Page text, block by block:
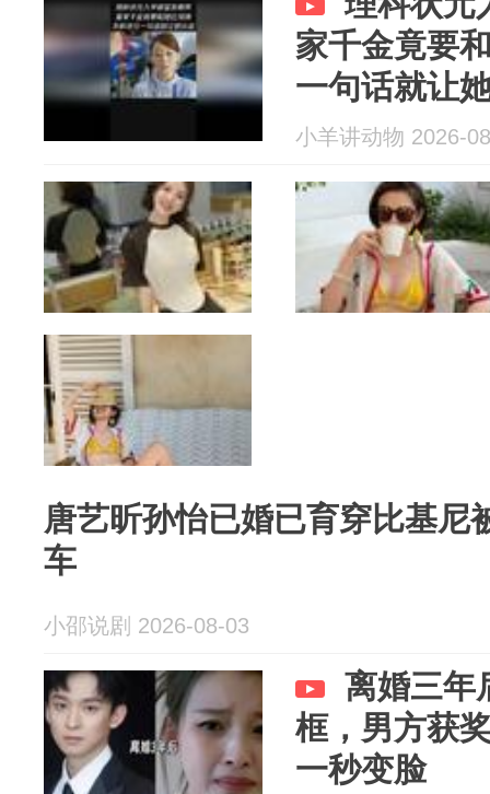
家千金竟要
一句话就让
小羊讲动物 2026-
唐艺昕孙怡已婚已育穿比基尼
车
小邵说剧 2026-08-03
离婚三年
框，男方获
一秒变脸